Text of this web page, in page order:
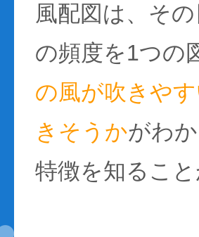
風配図は、そ
の頻度を1つの
の風が吹きや
きそうかがわ
特徴を知るこ